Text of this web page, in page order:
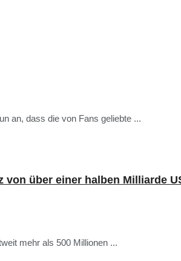
an, dass die von Fans geliebte ...
von über einer halben Milliarde
mehr als 500 Millionen ...